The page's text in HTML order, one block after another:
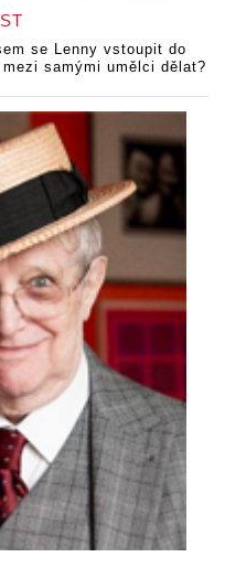
se Lenny vstoupit do
samými umělci dělat?